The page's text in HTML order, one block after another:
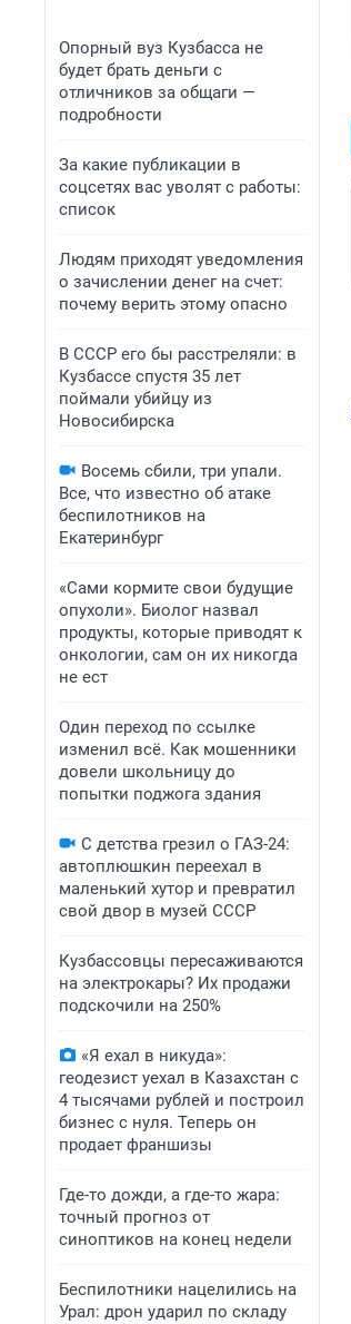
Опорный вуз Кузбасса не
будет брать деньги с
отличников за общаги —
подробности
За какие публикации в
соцсетях вас уволят с работы:
список
Людям приходят уведомления
о зачислении денег на счет:
почему верить этому опасно
В СССР его бы расстреляли: в
Кузбассе спустя 35 лет
поймали убийцу из
Новосибирска
Восемь сбили, три упали.
Все, что известно об атаке
беспилотников на
Екатеринбург
«Сами кормите свои будущие
опухоли». Биолог назвал
продукты, которые приводят к
онкологии, сам он их никогда
не ест
Один переход по ссылке
изменил всё. Как мошенники
довели школьницу до
попытки поджога здания
С детства грезил о ГАЗ-24:
автоплюшкин переехал в
маленький хутор и превратил
свой двор в музей СССР
Кузбассовцы пересаживаются
на электрокары? Их продажи
подскочили на 250%
«Я ехал в никуда»:
геодезист уехал в Казахстан с
4 тысячами рублей и построил
бизнес с нуля. Теперь он
продает франшизы
Где-то дожди, а где-то жара:
точный прогноз от
синоптиков на конец недели
Беспилотники нацелились на
Урал: дрон ударил по складу